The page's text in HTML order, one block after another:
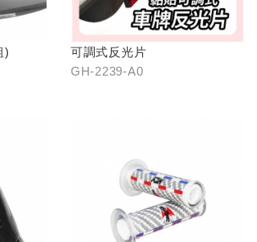
)
可調式反光片
GH-2239-A0